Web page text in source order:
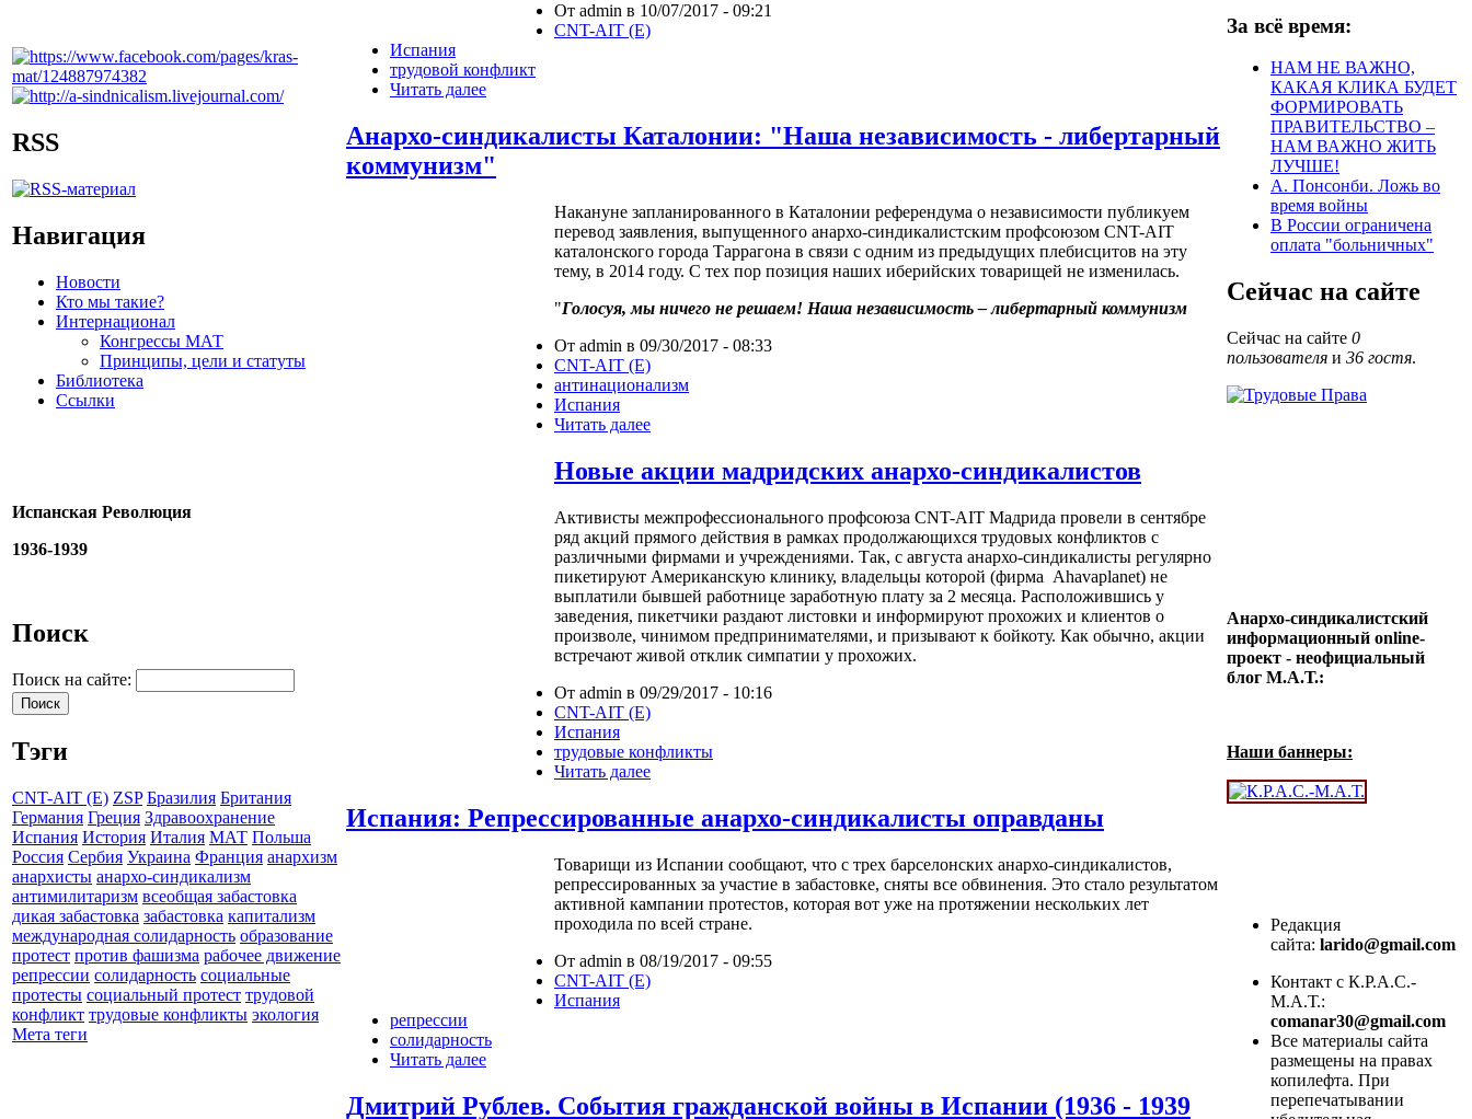
RSS
Навигация
Новости
Кто мы такие?
Интернационал
Конгрессы МАТ
Принципы, цели и статуты
Библиотека
Ссылки
Испанская Революция
1936-1939
Поиск
Поиск на сайте:
Тэги
CNT-AIT (E) ZSP Бразилия Британия
Германия Греция Здравоохранение
Испания История Италия МАТ Польша
Россия Сербия Украина Франция анархизм
анархисты анархо-синдикализм
антимилитаризм всеобщая забастовка
дикая забастовка забастовка капитализм
международная солидарность образование
протест против фашизма рабочее движение
репрессии солидарность социальные
протесты социальный протест трудовой
конфликт трудовые конфликты экология
Мета теги
От admin в 10/07/2017 - 09:21
CNT-AIT (E)
Испания
трудовой конфликт
Читать далее
Анархо-синдикалисты Каталонии: "Наша независимость - либертарный
коммунизм"
Накануне запланированного в Каталонии референдума о независимости публикуем
перевод заявления, выпущенного анархо-синдикалистским профсоюзом CNT-AIT
каталонского города Таррагона в связи с одним из предыдущих плебисцитов на эту
тему, в 2014 году. С тех пор позиция наших иберийских товарищей не изменилась.
"Голосуя, мы ничего не решаем! Наша независимость – либертарный коммунизм
От admin в 09/30/2017 - 08:33
CNT-AIT (E)
антинационализм
Испания
Читать далее
Новые акции мадридских анархо-синдикалистов
Активисты межпрофессионального профсоюза CNT-AIT Мадрида провели в сентябре
ряд акций прямого действия в рамках продолжающихся трудовых конфликтов с
различными фирмами и учреждениями. Так, с августа анархо-синдикалисты регулярно
пикетируют Американскую клинику, владельцы которой (фирма Ahavaplanet) не
выплатили бывшей работнице заработную плату за 2 месяца. Расположившись у
заведения, пикетчики раздают листовки и информируют прохожих и клиентов о
произволе, чинимом предпринимателями, и призывают к бойкоту. Как обычно, акции
встречают живой отклик симпатии у прохожих.
От admin в 09/29/2017 - 10:16
CNT-AIT (E)
Испания
трудовые конфликты
Читать далее
Испания: Репрессированные анархо-синдикалисты оправданы
Товарищи из Испании сообщают, что с трех барселонских анархо-синдикалистов,
репрессированных за участие в забастовке, сняты все обвинения. Это стало результатом
активной кампании протестов, которая вот уже на протяжении нескольких лет
проходила по всей стране.
От admin в 08/19/2017 - 09:55
CNT-AIT (E)
Испания
репрессии
солидарность
Читать далее
Дмитрий Рублев. События гражданской войны в Испании (1936 - 1939
За всё время:
НАМ НЕ ВАЖНО,
КАКАЯ КЛИКА БУДЕТ
ФОРМИРОВАТЬ
ПРАВИТЕЛЬСТВО –
НАМ ВАЖНО ЖИТЬ
ЛУЧШЕ!
А. Понсонби. Ложь во
время войны
В России ограничена
оплата "больничных"
Сейчас на сайте
Сейчас на сайте 0
пользователя и 36 гостя.
Анархо-синдикалистский
информационный online-
проект - неофициальный
блог М.А.Т.:
Наши баннеры:
Редакция
сайта: larido@gmail.com
Контакт с К.Р.А.С.-
М.А.Т.:
comanar30@gmail.com
Все материалы сайта
размещены на правах
копилефта. При
перепечатывании